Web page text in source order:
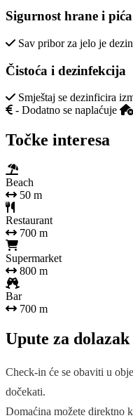
Sigurnost hrane i pića
Sav pribor za jelo je
Čistoća i dezinfekcija
Smještaj se dezinficira
- Dodatno se naplaćuje
Točke interesa
Beach
50 m
Restaurant
700 m
Supermarket
800 m
Bar
700 m
Upute za dolazak
Check-in će se obaviti u
dočekati.
Domaćina možete direktno